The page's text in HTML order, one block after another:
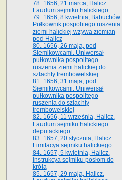
78. 1656, 21 marca, Halicz.
Laudum sejmiku halickiego
79. 1656, 8 kwietnia, Babuchów.
Pułkownik pospolitego ruszenia
ziemi halickiej wzywa ziemian
pod Halicz
80. 1656, 26 maja, pod
Siemikowcami. Uniwersał
pułkownika pospolitego
ruszenia ziemi halickiej do
szlachty trembowelskiej
81. 1656, 31 maja, pod
Siemikowcami. Uniwersał
pułkownika pospolitego
ruszenia do szlachty
trembowelskiej
82. 1656, 11 września, Halicz.
Laudum sejmiku halickiego
deputackiego
83. 1657, 20 stycznia, Halicz.
Limitacya sejmiku halickiego.
84. 1657, 5 kwietnia, Halicz.
Instrukcya sejmiku posłom do
króla
85. 1657, 29 maja, Halicz.